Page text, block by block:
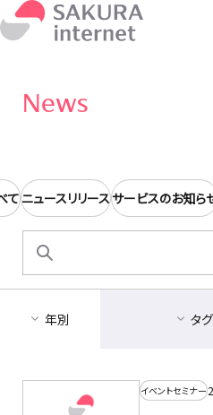
News
てニュースリリースサービスのお知ら
年別 タ
イベントセミナー